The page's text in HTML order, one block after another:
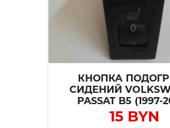
КНОПКА
СИДЕНИЙ
PASSAT B5 (1997-
15 BYN